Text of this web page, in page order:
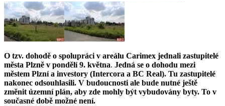
O tzv. dohodě o spolupráci v areálu Carimex jednali zastupitelé
města Plzně v pondělí 9. května. Jedná se o dohodu mezi
městem Plzní a investory (Intercora a BC Real). Tu zastupitelé
nakonec odsouhlasili. V budoucnosti ale bude nutné ještě
změnit územní plán, aby zde mohly být vybudovány byty. To v
současné době možné není.